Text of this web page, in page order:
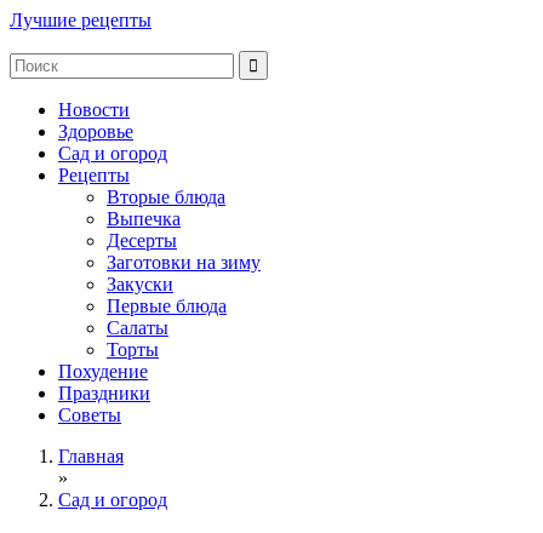
Лучшие рецепты
Новости
Здоровье
Сад и огород
Рецепты
Вторые блюда
Выпечка
Десерты
Заготовки на зиму
Закуски
Первые блюда
Салаты
Торты
Похудение
Праздники
Советы
Главная
»
Сад и огород